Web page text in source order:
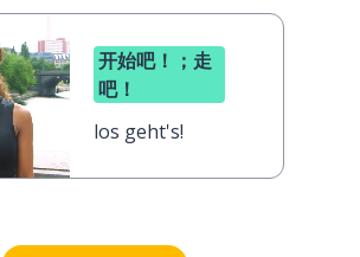
开始吧！；走
吧！
los geht's!